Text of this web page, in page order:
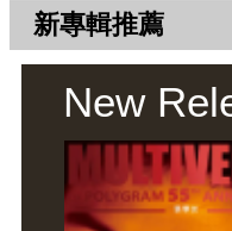
新專輯推薦
New